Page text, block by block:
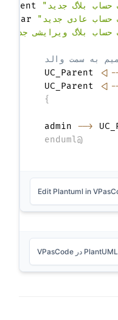
بلاگ جدید"
عادی جدید"
بلاگ ویرایشی جدید"
UC_Regular
admin -->
Edit Plantuml in